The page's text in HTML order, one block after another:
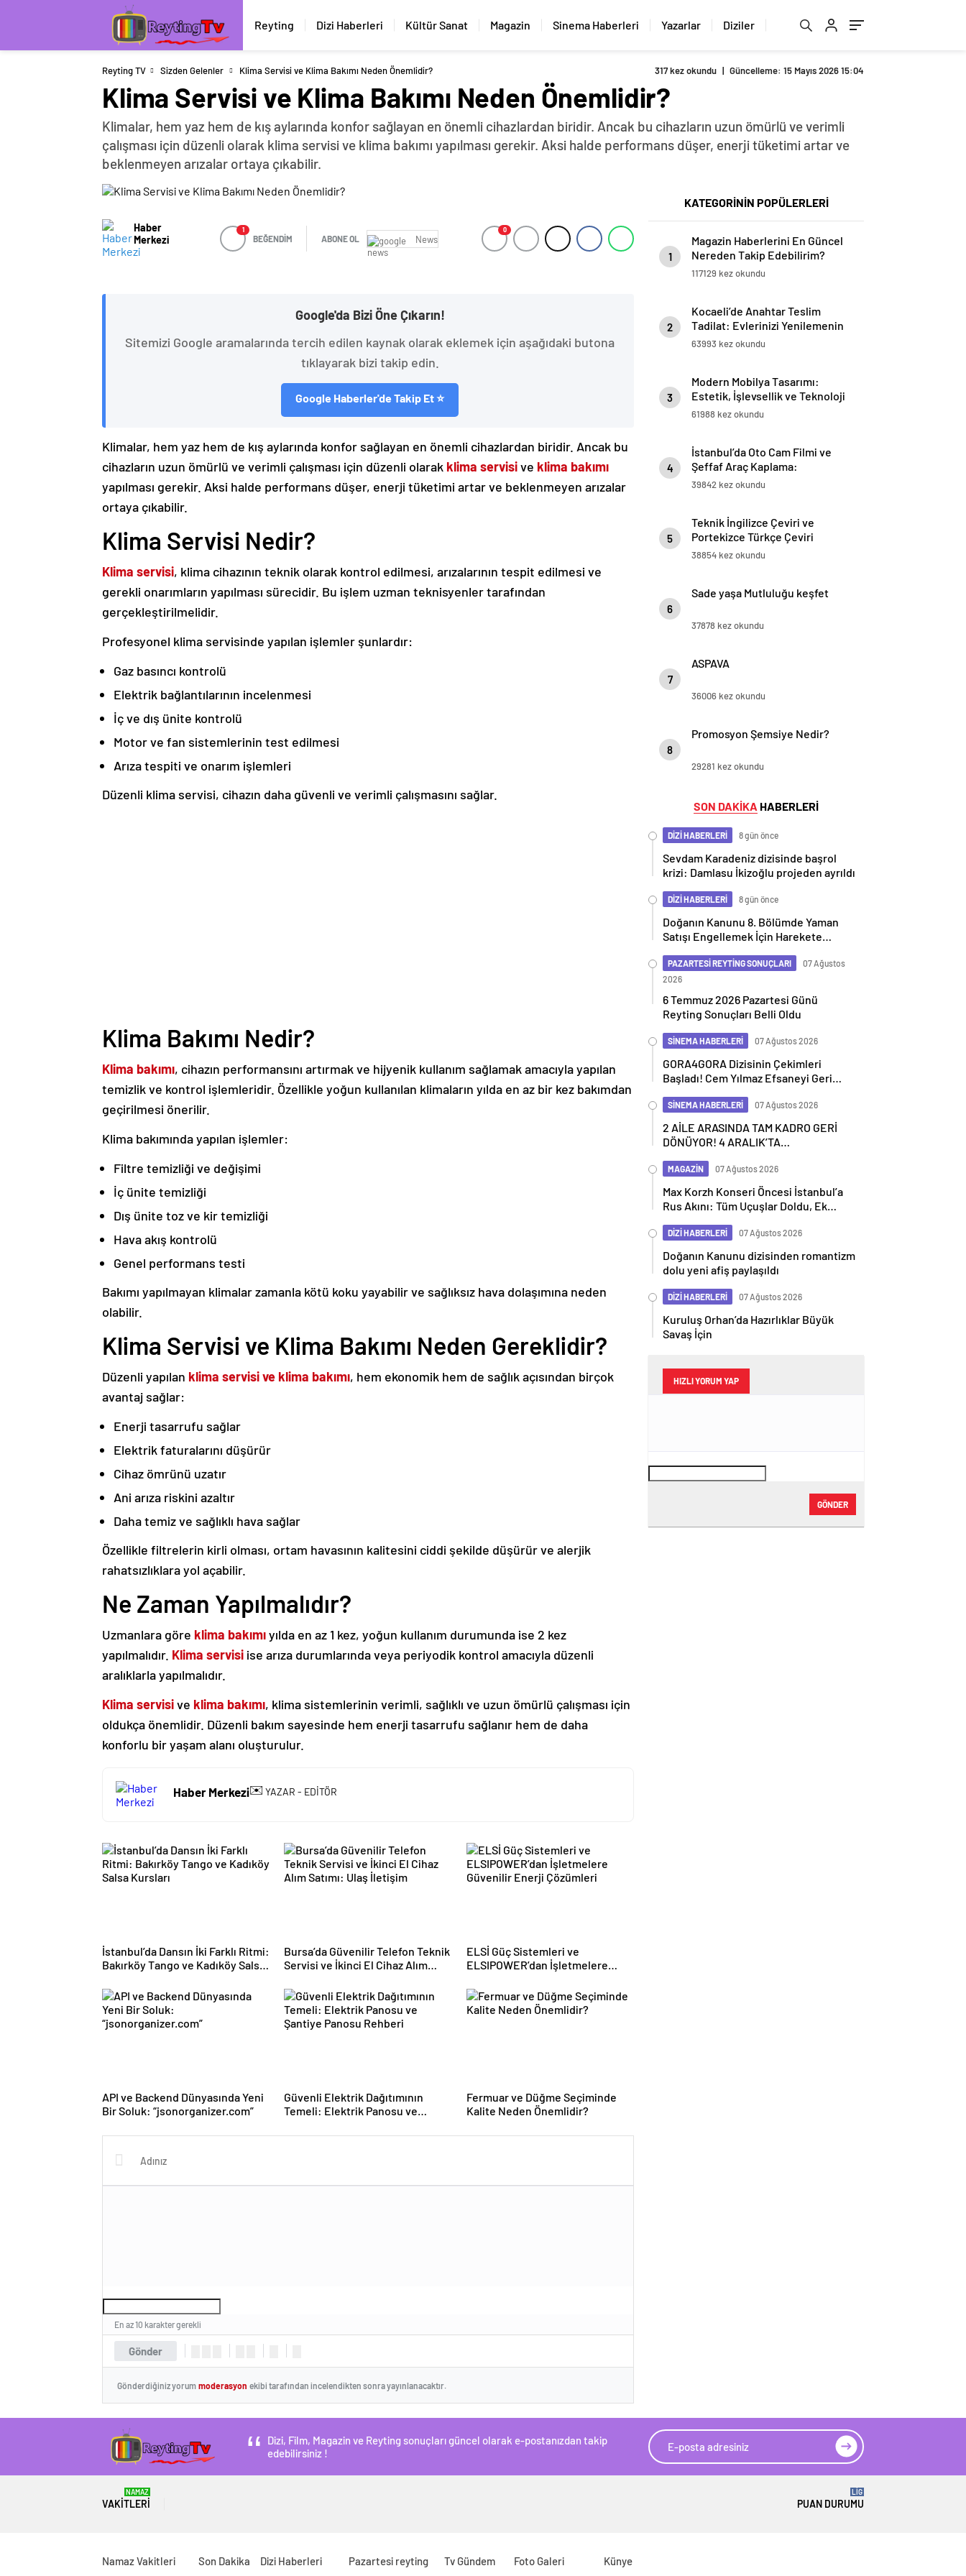
Reyting Dizi Haberleri Kültür Sanat Magazin Sinema Haberleri Yazarlar Diziler
Reyting TV Sizden Gelenler Klima Servisi ve Klima Bakımı Neden Önemlidir? 317 kez okundu | Güncelleme: 15 Mayıs 2026 15:04
Klima Servisi ve Klima Bakımı Neden Önemlidir?
Klimalar, hem yaz hem de kış aylarında konfor sağlayan en önemli cihazlardan biridir. Ancak bu cihazların uzun ömürlü ve verimli
çalışması için düzenli olarak klima servisi ve klima bakımı yapılması gerekir. Aksi halde performans düşer, enerji tüketimi artar ve
beklenmeyen arızalar ortaya çıkabilir.
Haber
Merkezi
1
BEĞENDİM ABONE OL News
0
Google'da Bizi Öne Çıkarın!
Sitemizi Google aramalarında tercih edilen kaynak olarak eklemek için aşağıdaki butona
tıklayarak bizi takip edin.
Google Haberler'de Takip Et ⭐
Klimalar, hem yaz hem de kış aylarında konfor sağlayan en önemli cihazlardan biridir. Ancak bu
cihazların uzun ömürlü ve verimli çalışması için düzenli olarak klima servisive klima bakımı
yapılması gerekir. Aksi halde performans düşer, enerji tüketimi artar ve beklenmeyen arızalar
ortaya çıkabilir.
Klima Servisi Nedir?
Klima servisi, klima cihazının teknik olarak kontrol edilmesi, arızalarının tespit edilmesi ve
gerekli onarımların yapılması sürecidir. Bu işlem uzman teknisyenler tarafından
gerçekleştirilmelidir.
Profesyonel klima servisinde yapılan işlemler şunlardır:
Gaz basıncı kontrolü
Elektrik bağlantılarının incelenmesi
İç ve dış ünite kontrolü
Motor ve fan sistemlerinin test edilmesi
Arıza tespiti ve onarım işlemleri
Düzenli klima servisi, cihazın daha güvenli ve verimli çalışmasını sağlar.
Klima Bakımı Nedir?
Klima bakımı, cihazın performansını artırmak ve hijyenik kullanım sağlamak amacıyla yapılan
temizlik ve kontrol işlemleridir. Özellikle yoğun kullanılan klimaların yılda en az bir kez bakımdan
geçirilmesi önerilir.
Klima bakımında yapılan işlemler:
Filtre temizliği ve değişimi
İç ünite temizliği
Dış ünite toz ve kir temizliği
Hava akış kontrolü
Genel performans testi
Bakımı yapılmayan klimalar zamanla kötü koku yayabilir ve sağlıksız hava dolaşımına neden
olabilir.
Klima Servisi ve Klima Bakımı Neden Gereklidir?
Düzenli yapılan klima servisi ve klima bakımı, hem ekonomik hem de sağlık açısından birçok
avantaj sağlar:
Enerji tasarrufu sağlar
Elektrik faturalarını düşürür
Cihaz ömrünü uzatır
Ani arıza riskini azaltır
Daha temiz ve sağlıklı hava sağlar
Özellikle filtrelerin kirli olması, ortam havasının kalitesini ciddi şekilde düşürür ve alerjik
rahatsızlıklara yol açabilir.
Ne Zaman Yapılmalıdır?
Uzmanlara göre klima bakımıyılda en az 1 kez, yoğun kullanım durumunda ise 2 kez
yapılmalıdır. Klima servisi ise arıza durumlarında veya periyodik kontrol amacıyla düzenli
aralıklarla yapılmalıdır.
Klima servisive klima bakımı, klima sistemlerinin verimli, sağlıklı ve uzun ömürlü çalışması için
oldukça önemlidir. Düzenli bakım sayesinde hem enerji tasarrufu sağlanır hem de daha
konforlu bir yaşam alanı oluşturulur.
Haber Merkezi✉️ YAZAR - EDİTÖR
İstanbul’da Dansın İki Farklı Ritmi:
Bakırköy Tango ve Kadıköy Salsa
Bursa’da Güvenilir Telefon Teknik
Servisi ve İkinci El Cihaz Alım
ELSİ Güç Sistemleri ve
ELSIPOWER’dan İşletmelere
API ve Backend Dünyasında Yeni
Bir Soluk: “jsonorganizer.com”
Güvenli Elektrik Dağıtımının
Temeli: Elektrik Panosu ve
Fermuar ve Düğme Seçiminde
Kalite Neden Önemlidir?
Gönder
En az 10 karakter gerekli
Gönderdiğiniz yorum moderasyon ekibi tarafından incelendikten sonra yayınlanacaktır.
KATEGORİNİN POPÜLERLERİ
1
Magazin Haberlerini En Güncel
Nereden Takip Edebilirim?
117129 kez okundu
2
Kocaeli’de Anahtar Teslim
Tadilat: Evlerinizi Yenilemenin
Kolay Yolu
63993 kez okundu
3
Modern Mobilya Tasarımı:
Estetik, İşlevsellik ve Teknoloji
61988 kez okundu
4
İstanbul’da Oto Cam Filmi ve
Şeffaf Araç Kaplama:
Araçlarınızı Korumanın Şık Yolu
39842 kez okundu
5
Teknik İngilizce Çeviri ve
Portekizce Türkçe Çeviri
38854 kez okundu
6
Sade yaşa Mutluluğu keşfet
37878 kez okundu
7
ASPAVA
36006 kez okundu
8
Promosyon Şemsiye Nedir?
29281 kez okundu
SON DAKİKA HABERLERİ
DİZİ HABERLERİ 8 gün önce
Sevdam Karadeniz dizisinde başrol
krizi: Damlasu İkizoğlu projeden ayrıldı
DİZİ HABERLERİ 8 gün önce
Doğanın Kanunu 8. Bölümde Yaman
Satışı Engellemek İçin Harekete
PAZARTESİ REYTİNG SONUÇLARI
07 Ağustos
2026
6 Temmuz 2026 Pazartesi Günü
Reyting Sonuçları Belli Oldu
SİNEMA HABERLERİ 07 Ağustos 2026
GORA4GORA Dizisinin Çekimleri
Başladı! Cem Yılmaz Efsaneyi Geri
SİNEMA HABERLERİ 07 Ağustos 2026
2 AİLE ARASINDA TAM KADRO GERİ
DÖNÜYOR! 4 ARALIK’TA
MAGAZİN 07 Ağustos 2026
Max Korzh Konseri Öncesi İstanbul’a
Rus Akını: Tüm Uçuşlar Doldu, Ek
DİZİ HABERLERİ 07 Ağustos 2026
Doğanın Kanunu dizisinden romantizm
dolu yeni afiş paylaşıldı
DİZİ HABERLERİ 07 Ağustos 2026
Kuruluş Orhan’da Hazırlıklar Büyük
Savaş İçin
HIZLI YORUM YAP
GÖNDER
Dizi, Film, Magazin ve Reyting sonuçları güncel olarak e-postanızdan takip
edebilirsiniz !
VAKITLERI
NAMAZ
PUAN DURUMU
LİG
Namaz Vakitleri
Son Dakika
Dizi Haberleri
Pazartesi reyting
Tv Gündem
Foto Galeri
Künye